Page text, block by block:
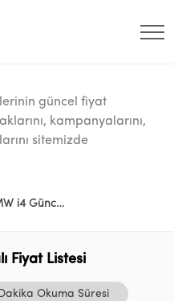
güncel fiyat
kampanyalarını,
sitemizde
BMW i4 Güncel Kampanyalı Fiyat Listesi
Fiyat Listesi
Okuma Süresi